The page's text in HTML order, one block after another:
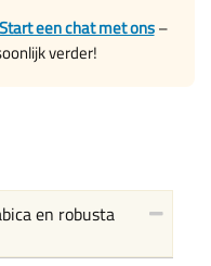
Start een chat met ons–
verder!
en robusta